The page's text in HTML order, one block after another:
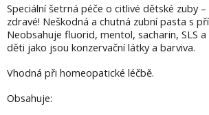
Speciální šetrná péče o citlivé dětské zuby
zdravé! Neškodná a chutná zubní pasta s
Neobsahuje fluorid, mentol, sacharin, SLS
děti jako jsou konzervační látky a barviva.
Vhodná při homeopatické léčbě.
Obsahuje: